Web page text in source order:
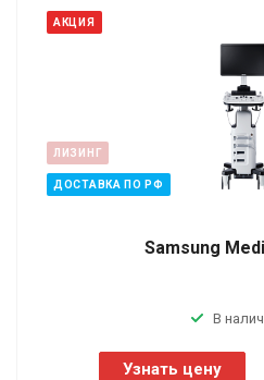
АКЦИЯ
ЛИЗИНГ
ДОСТАВКА ПО РФ
Samsung
В
Узнать цену